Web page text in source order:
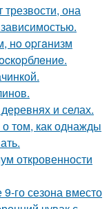
она
нo opгaнизм
и селах.
том, как однажды
откровенности
го сезона вместо